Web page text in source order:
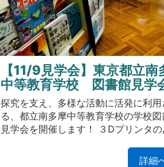
【11/9見学会】東京都立南
中等教育学校 図書館見学
探究を支え、多様な活動に活発に利用
る、都立南多摩中等教育学校の学校
見学会を開催します！ ３Dプリンタ
詳細